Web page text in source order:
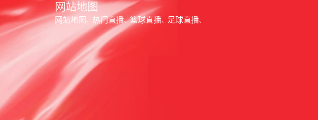
网站地图
网站地图 热门直播 篮球直播 足球直播